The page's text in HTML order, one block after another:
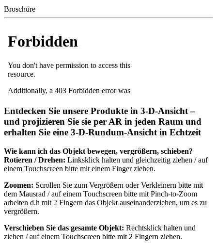
Broschüre
Entdecken Sie unsere Produkte in 3-D-Ansicht –
und projizieren Sie sie per AR in jeden Raum und
erhalten Sie eine 3-D-Rundum-Ansicht in Echtzeit
Wie kann ich das Objekt bewegen, vergrößern, schieben?
Rotieren / Drehen: Linksklick halten und gleichzeitig ziehen / auf
einem Touchscreen bitte mit einem Finger ziehen.
Zoomen: Scrollen Sie zum Vergrößern oder Verkleinern bitte mit
dem Mausrad / auf einem Touchscreen bitte mit Pinch-to-Zoom
arbeiten d.h mit 2 Fingern das Objekt auseinanderziehen, um es zu
vergrößern.
Verschieben Sie das gesamte Objekt: Rechtsklick halten und
ziehen / auf einem Touchscreen bitte mit 2 Fingern ziehen.